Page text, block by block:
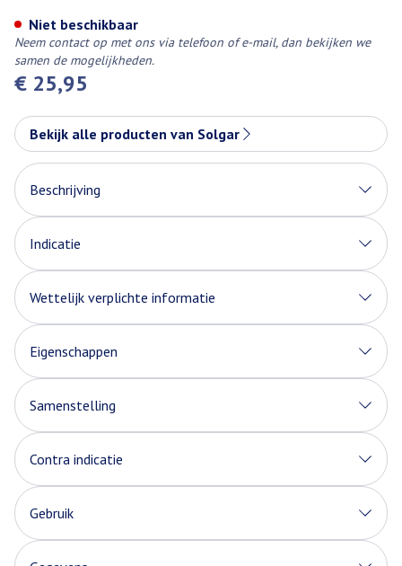
€ 25,95
Niet beschikbaar
Neem contact op met ons via telefoon of e-mail, dan bekijken we
samen de mogelijkheden.
Bekijk alle producten van Solgar
Beschrijving
Indicatie
Wettelijk verplichte informatie
Eigenschappen
Samenstelling
Contra indicatie
Gebruik